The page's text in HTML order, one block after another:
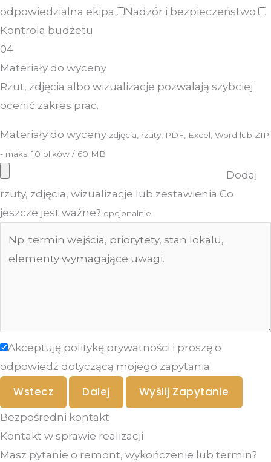
odpowiedzialna ekipa
Nadzór i bezpieczeństwo
Kontrola budżetu
04
Materiały do wyceny
Rzut, zdjęcia albo wizualizacje pozwalają szybciej
ocenić zakres prac.
Materiały do wyceny zdjęcia, rzuty, PDF, Excel, Word lub ZIP
- maks. 10 plików / 60 MB
Dodaj
rzuty, zdjęcia, wizualizacje lub zestawienia Co
jeszcze jest ważne? opcjonalnie
Akceptuję politykę prywatności i proszę o
odpowiedź dotyczącą mojego zapytania.
Wstecz Dalej Wyślij Zapytanie
Bezpośredni kontakt
Kontakt w sprawie realizacji
Masz pytanie o remont, wykończenie lub termin?